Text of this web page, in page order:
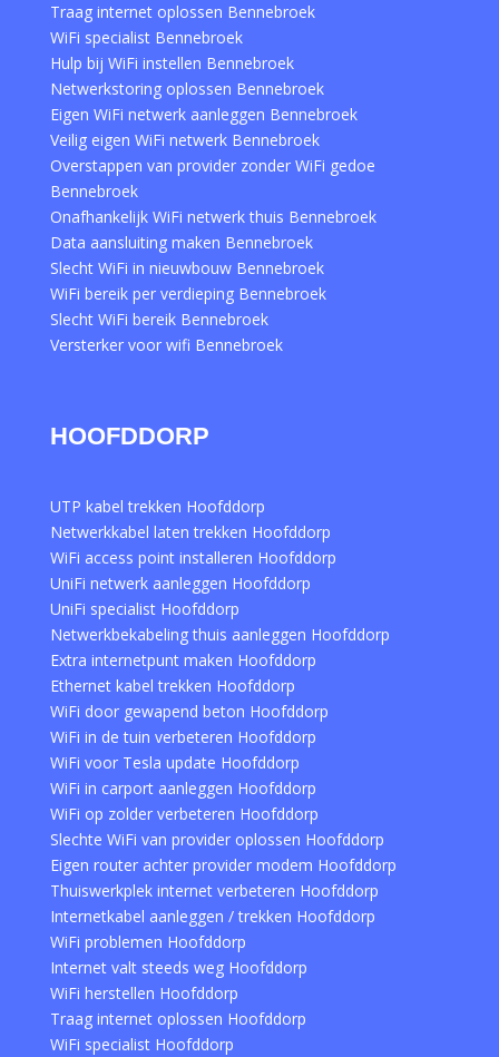
Traag internet oplossen Bennebroek
WiFi specialist Bennebroek
Hulp bij WiFi instellen Bennebroek
Netwerkstoring oplossen Bennebroek
Eigen WiFi netwerk aanleggen Bennebroek
Veilig eigen WiFi netwerk Bennebroek
Overstappen van provider zonder WiFi gedoe
Bennebroek
Onafhankelijk WiFi netwerk thuis Bennebroek
Data aansluiting maken Bennebroek
Slecht WiFi in nieuwbouw Bennebroek
WiFi bereik per verdieping Bennebroek
Slecht WiFi bereik Bennebroek
Versterker voor wifi Bennebroek
HOOFDDORP
UTP kabel trekken Hoofddorp
Netwerkkabel laten trekken Hoofddorp
WiFi access point installeren Hoofddorp
UniFi netwerk aanleggen Hoofddorp
UniFi specialist Hoofddorp
Netwerkbekabeling thuis aanleggen Hoofddorp
Extra internetpunt maken Hoofddorp
Ethernet kabel trekken Hoofddorp
WiFi door gewapend beton Hoofddorp
WiFi in de tuin verbeteren Hoofddorp
WiFi voor Tesla update Hoofddorp
WiFi in carport aanleggen Hoofddorp
WiFi op zolder verbeteren Hoofddorp
Slechte WiFi van provider oplossen Hoofddorp
Eigen router achter provider modem Hoofddorp
Thuiswerkplek internet verbeteren Hoofddorp
Internetkabel aanleggen / trekken Hoofddorp
WiFi problemen Hoofddorp
Internet valt steeds weg Hoofddorp
WiFi herstellen Hoofddorp
Traag internet oplossen Hoofddorp
WiFi specialist Hoofddorp